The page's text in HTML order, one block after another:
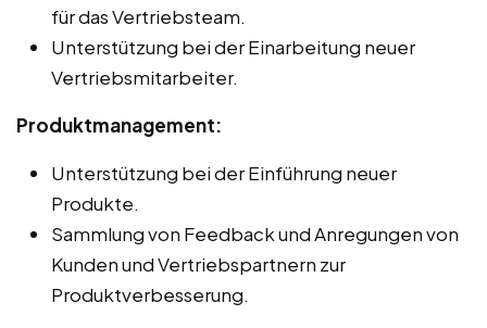
für das Vertriebsteam.
Unterstützung bei der Einarbeitung neuer
Vertriebsmitarbeiter.
Produktmanagement:
Unterstützung bei der Einführung neuer
Produkte.
Sammlung von Feedback und Anregungen von
Kunden und Vertriebspartnern zur
Produktverbesserung.